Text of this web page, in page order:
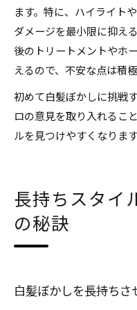
ます。特に、ハイライト
ダメージを最小限に抑え
後のトリートメントやホ
えるので、不安な点は積
初めて白髪ぼかしに挑戦
ロの意見を取り入れるこ
ルを見つけやすくなります
長持ちスタイ
の秘訣
白髪ぼかしを長持ちさ